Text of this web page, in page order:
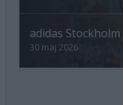
adidas
30 maj 2026